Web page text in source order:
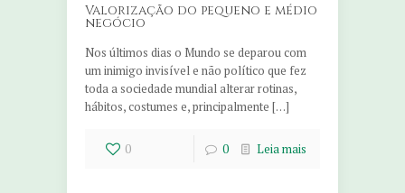
Valorização do pequeno e médio
negócio
Nos últimos dias o Mundo se deparou com
um inimigo invisível e não político que fez
toda a sociedade mundial alterar rotinas,
hábitos, costumes e, principalmente […]
0 0 Leia mais